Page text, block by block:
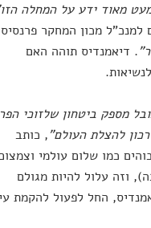
מאוד ידע על המחלה
למנכ"ל מכון המחקר פרנסיס
. דיאמנדיס תוהה האם
מספק ביטחון שלזוכי
להצלת העולם", כותב
כמו שלום עולמי
וזה עלול להיות מגולם
החל לפעול להקמת